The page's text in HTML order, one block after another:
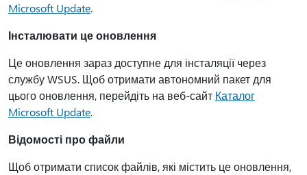
Microsoft Update.
Інсталювати це оновлення
Це оновлення зараз доступне для інсталяції через
службу WSUS. Щоб отримати автономний пакет для
цього оновлення, перейдіть на веб-сайт Каталог
Microsoft Update.
Відомості про файли
Щоб отримати список файлів, які містить це оновлення,